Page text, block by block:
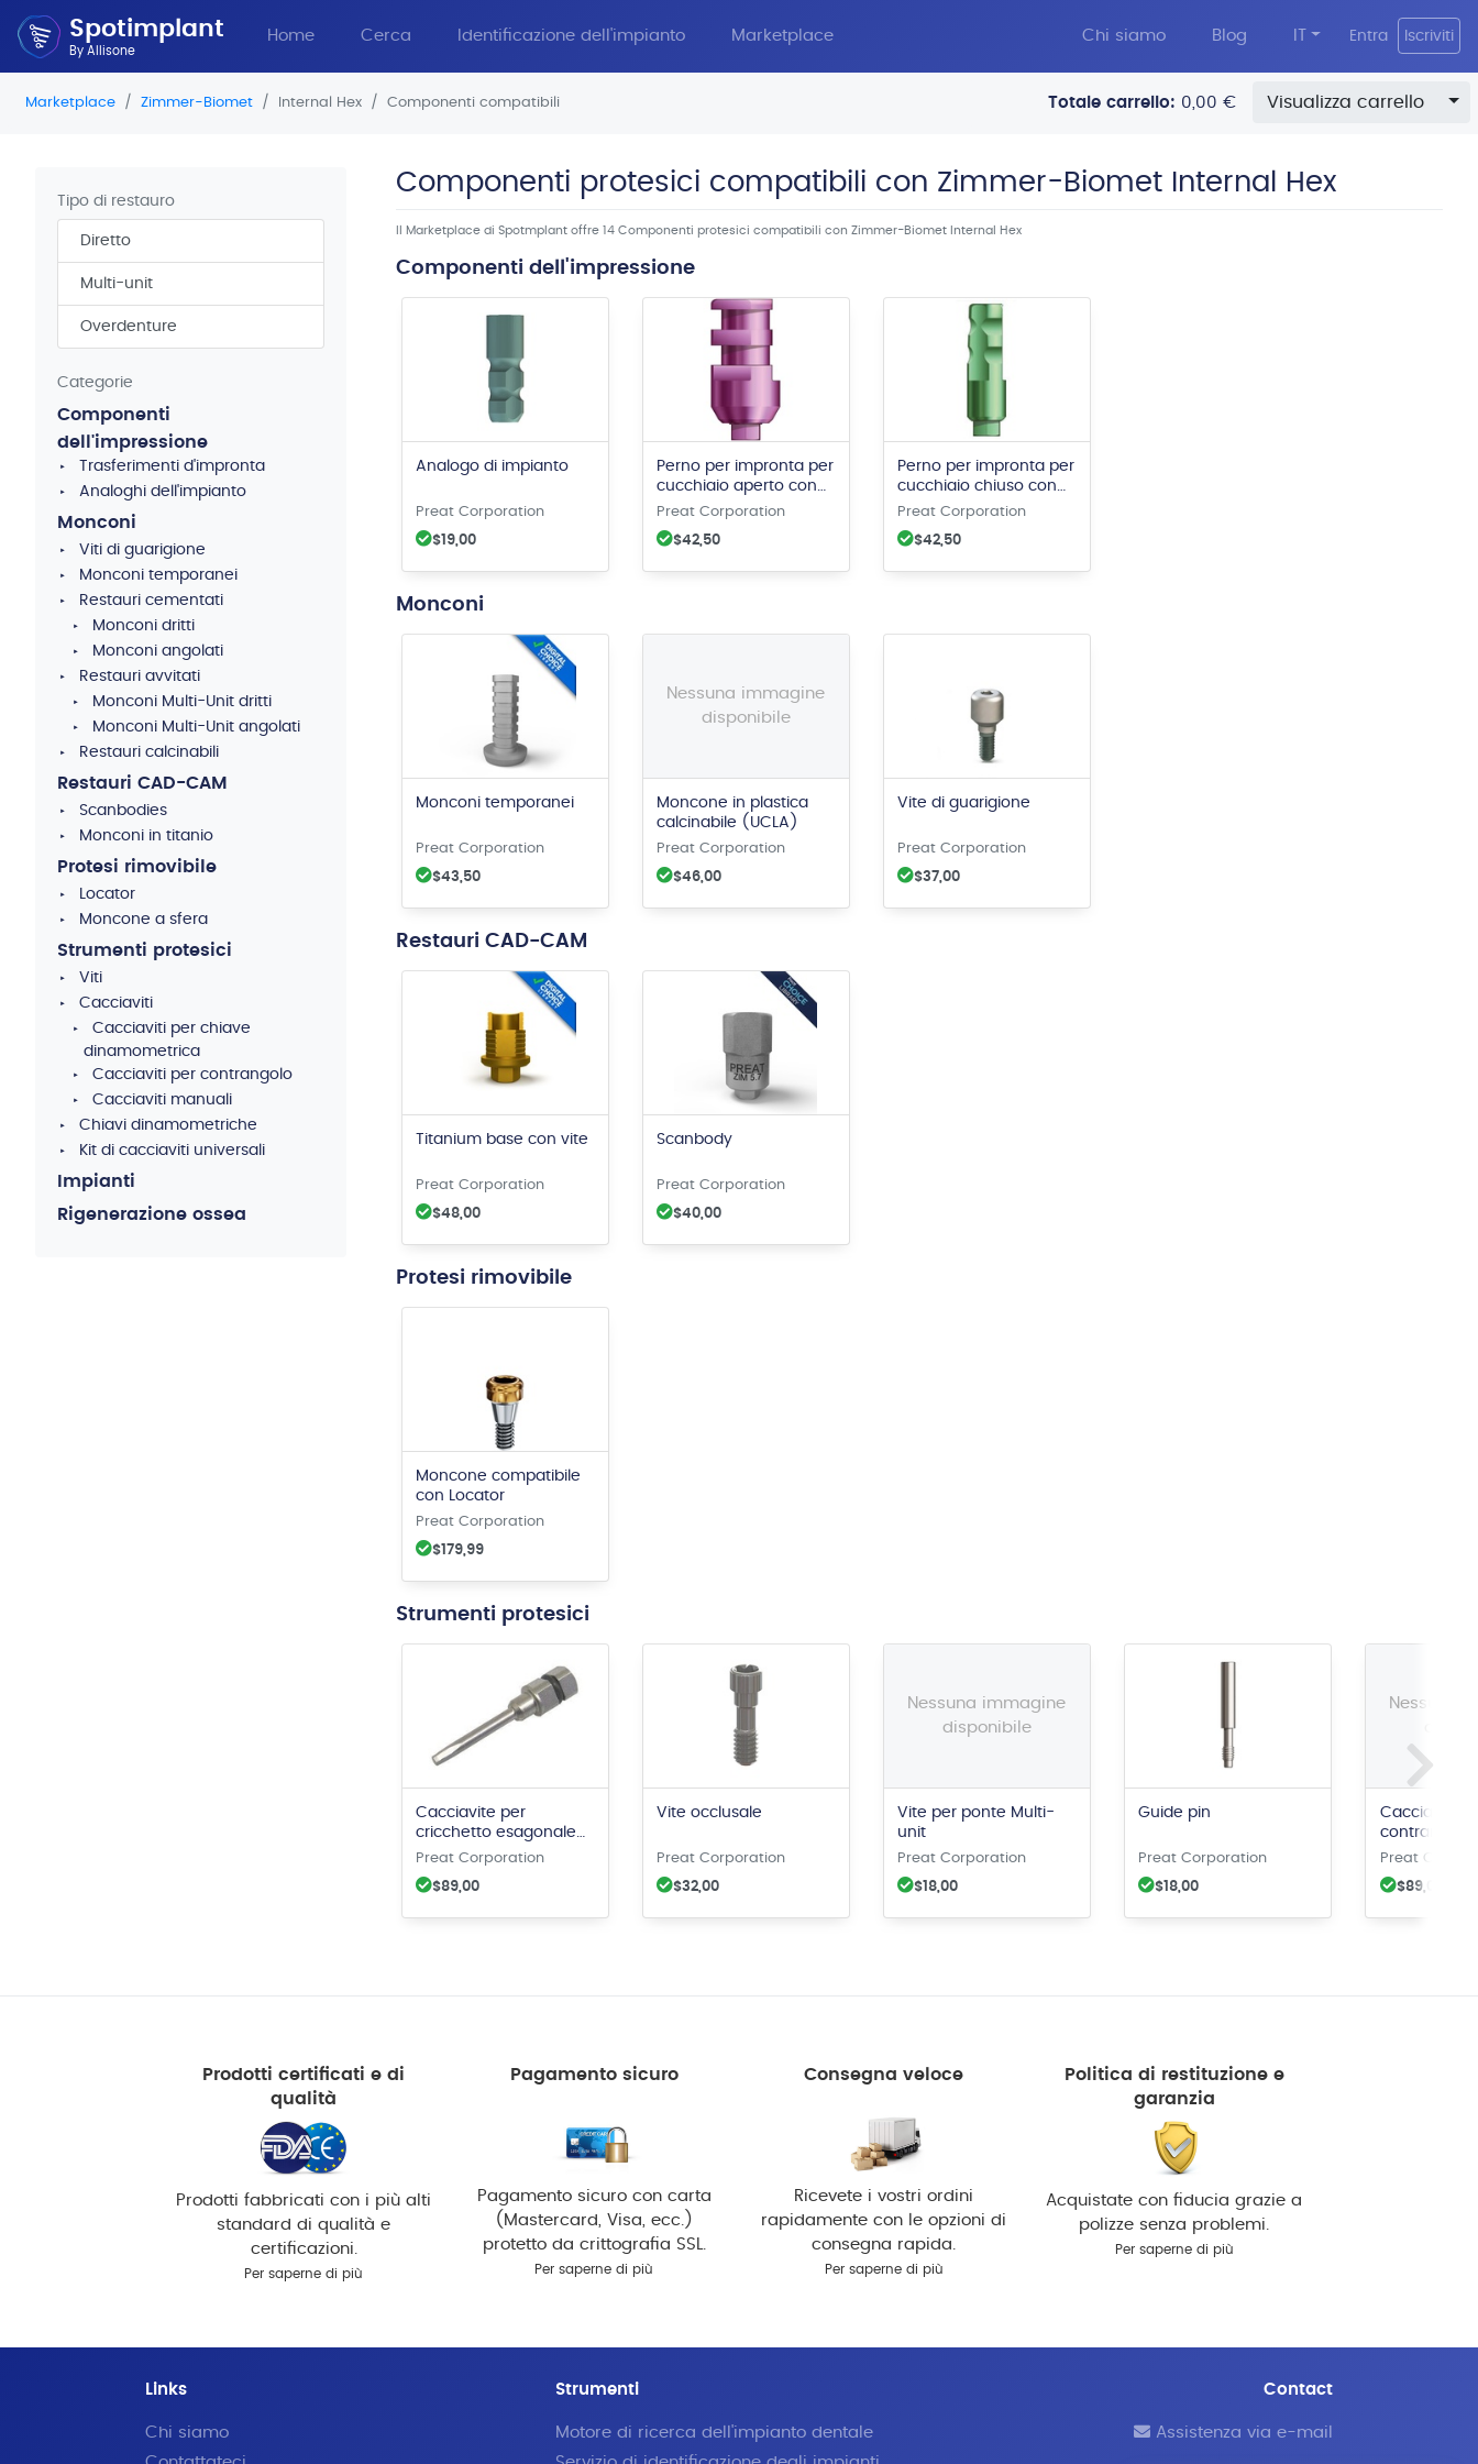
Spotimplant
By Allisone
Home Cerca Identificazione dell'impianto Marketplace Chi siamo Blog Entra Iscriviti
Marketplace Zimmer-Biomet Internal Hex Componenti compatibili Totale carrello: 0,00 € Visualizza carrello
Tipo di restauro
Diretto
Multi-unit
Overdenture
Categorie
Componenti
dell'impressione
Trasferimenti d'impronta
Analoghi dell'impianto
Monconi
Viti di guarigione
Monconi temporanei
Restauri cementati
Monconi dritti
Monconi angolati
Restauri avvitati
Monconi Multi-Unit dritti
Monconi Multi-Unit angolati
Restauri calcinabili
Restauri CAD-CAM
Scanbodies
Monconi in titanio
Protesi rimovibile
Locator
Moncone a sfera
Strumenti protesici
Viti
Cacciaviti
Cacciaviti per chiave
dinamometrica
Cacciaviti per contrangolo
Cacciaviti manuali
Chiavi dinamometriche
Kit di cacciaviti universali
Impianti
Rigenerazione ossea
Componenti protesici compatibili con Zimmer-Biomet Internal Hex
Il Marketplace di Spotmplant offre 14 Componenti protesici compatibili con Zimmer-Biomet Internal Hex
Componenti dell'impressione
Analogo di impianto
Preat Corporation
$19,00
Perno per impronta per
cucchiaio aperto con
vite
Preat Corporation
$42,50
Perno per impronta per
cucchiaio chiuso con
vite
Preat Corporation
$42,50
Monconi
Monconi temporanei
Preat Corporation
$43,50
Nessuna immagine
disponibile
Moncone in plastica
calcinabile (UCLA)
Preat Corporation
$46,00
Vite di guarigione
Preat Corporation
$37,00
Restauri CAD-CAM
Titanium base con vite
Preat Corporation
$48,00
Scanbody
Preat Corporation
$40,00
Protesi rimovibile
Moncone compatibile
con Locator
Preat Corporation
$179,99
Strumenti protesici
Cacciavite per
cricchetto esagonale
da 1.25mm
Preat Corporation
$89,00
Vite occlusale
Preat Corporation
$32,00
Nessuna immagine
disponibile
Vite per ponte Multi-
unit
Preat Corporation
$18,00
Guide pin
Preat Corporation
$18,00
Nessuna
Cacciavite
contrangolo
da 1.25 mm
Preat
$89,00
Prodotti certificati e di
qualità
Prodotti fabbricati con i più alti
standard di qualità e
certificazioni.
Per saperne di più
Pagamento sicuro
Pagamento sicuro con carta
(Mastercard, Visa, ecc.)
protetto da crittografia SSL.
Per saperne di più
Consegna veloce
Ricevete i vostri ordini
rapidamente con le opzioni di
consegna rapida.
Per saperne di più
Politica di restituzione e
garanzia
Acquistate con fiducia grazie a
polizze senza problemi.
Per saperne di più
Links
Chi siamo
Strumenti
Motore di ricerca dell'impianto dentale
Contact
Assistenza via e-mail